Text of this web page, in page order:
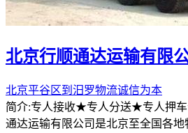
北京行顺通达运输有限
北京平谷区到汨罗物流诚信为本
简介:专人接收★专人分送★专人押
通达运输有限公司是北京至全国各